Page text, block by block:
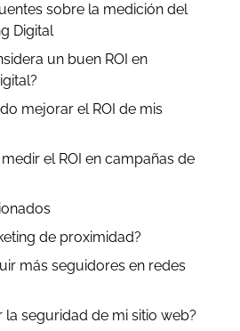
sobre la medición del
Digital
un buen ROI en
mejorar el ROI de mis
el ROI en campañas de
de proximidad?
más seguidores en redes
seguridad de mi sitio web?